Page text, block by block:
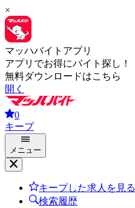
×
マッハバイトアプリ
アプリでお得にバイト探し！
無料ダウンロードはこちら
開く
0
キープ
メニュー
キープした求人を見る
検索履歴